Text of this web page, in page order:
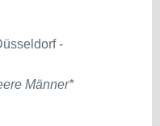
-
Männer*